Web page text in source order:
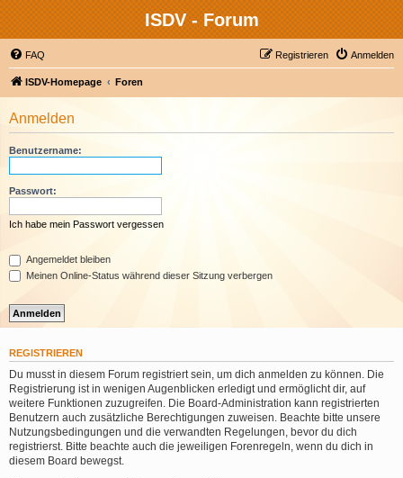
ISDV - Forum
FAQ Anmelden
Registrieren
ISDV-Homepage Foren
Anmelden
Benutzername:
Passwort:
Ich habe mein Passwort vergessen
Angemeldet bleiben
Meinen Online-Status während dieser Sitzung verbergen
REGISTRIEREN
Du musst in diesem Forum registriert sein, um dich anmelden zu können. Die
Registrierung ist in wenigen Augenblicken erledigt und ermöglicht dir, auf
weitere Funktionen zuzugreifen. Die Board-Administration kann registrierten
Benutzern auch zusätzliche Berechtigungen zuweisen. Beachte bitte unsere
Nutzungsbedingungen und die verwandten Regelungen, bevor du dich
registrierst. Bitte beachte auch die jeweiligen Forenregeln, wenn du dich in
diesem Board bewegst.